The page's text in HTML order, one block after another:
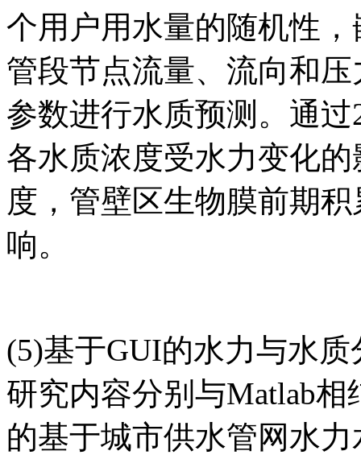
个用户用水量的随机性
管段节点流量、流向和
参数进行水质预测。通
各水质浓度受水力变化
度，管壁区生物膜前期
响。
(5)基于GUI的水力与水
研究内容分别与Matlab
的基于城市供水管网水